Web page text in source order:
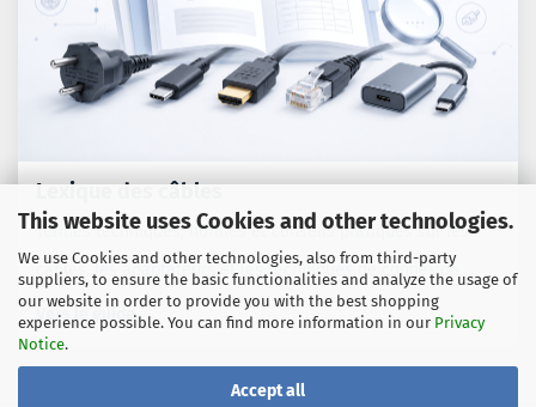
This website uses Cookies and other technologies.
We use Cookies and other technologies, also from third-party
suppliers, to ensure the basic functionalities and analyze the usage of
our website in order to provide you with the best shopping
experience possible. You can find more information in our Privacy
Notice.
Accept all
Lexique des câbles
Termes techniques, normes et conseils pratiques sur les
câbles, les adaptateurs et les techniques de connexion.
Vers le guide